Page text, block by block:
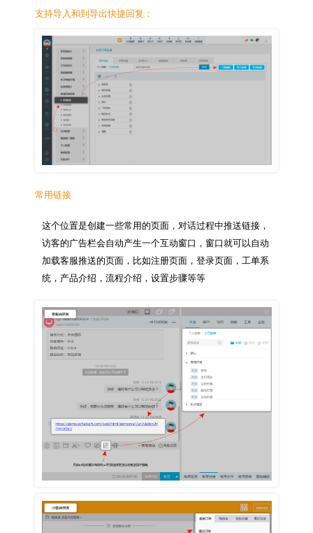
支持导入和到导出快捷回复：
常用链接
这个位置是创建一些常用的页面，对话过程中推送链接，
访客的广告栏会自动产生一个互动窗口，窗口就可以自动
加载客服推送的页面，比如注册页面，登录页面，工单系
统，产品介绍，流程介绍，设置步骤等等